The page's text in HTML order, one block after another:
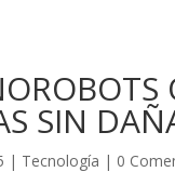
SIN
| Tecnología | 0